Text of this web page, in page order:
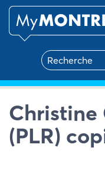
Christine
(PLR)